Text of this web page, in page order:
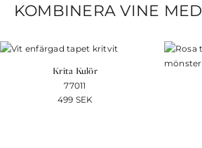
KOMBINERA VINE MED
Krita Kulör
77011
499 SEK